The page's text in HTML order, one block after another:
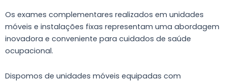
Os exames complementares realizados em unidades
móveis e instalações fixas representam uma abordagem
inovadora e conveniente para cuidados de saúde
ocupacional.
Dispomos de unidades móveis equipadas com